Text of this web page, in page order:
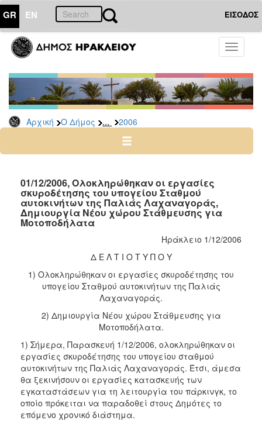
GR EN ΕΙΣΟΔΟΣ
Toggle
Αρχική Ο Δήμος ... 2006
ΔΗΜΟΣ
Δελτία
Τύπου
Αρχείο
2026
2024
2022
2021
2020
2017
2015
2012
2011
2010
2006
01/12/2006, Ολοκληρώθηκαν οι εργασίες
σκυροδέτησης του υπογείου Σταθμού
αυτοκινήτων της Παλιάς Λαχαναγοράς,
Δημιουργία Νέου χώρου Στάθμευσης για
Μοτοποδήλατα
Ηράκλειο 1/12/2006
Δ Ε Λ Τ Ι Ο Τ Υ Π Ο Υ
1) Ολοκληρώθηκαν οι εργασίες σκυροδέτησης του
υπογείου Σταθμού αυτοκινήτων της Παλιάς
Λαχαναγοράς.
2) Δημιουργία Νέου χώρου Στάθμευσης για
Μοτοποδήλατα.
1) Σήμερα, Παρασκευή 1/12/2006, ολοκληρώθηκαν οι
εργασίες σκυροδέτησης του υπογείου σταθμού
αυτοκινήτων της Παλιάς Λαχαναγοράς. Έτσι, άμεσα
θα ξεκινήσουν οι εργασίες κατασκευής των
εγκαταστάσεων για τη λειτουργία του πάρκινγκ, το
οποίο πρόκειται να παραδοθεί στους Δημότες το
επόμενο χρονικό διάστημα.